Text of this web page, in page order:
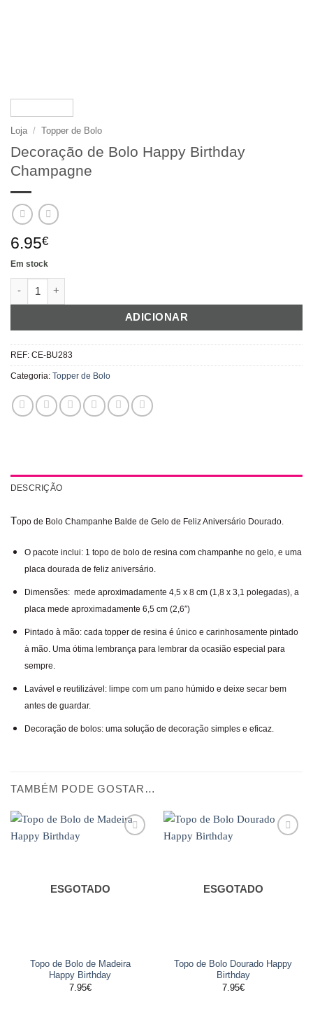
Loja / Topper de Bolo
Decoração de Bolo Happy Birthday
Champagne
6.95€
Em stock
ADICIONAR
REF: CE-BU283
Categoria: Topper de Bolo
DESCRIÇÃO
Topo de Bolo Champanhe Balde de Gelo de Feliz Aniversário Dourado.
O pacote inclui: 1 topo de bolo de resina com champanhe no gelo, e uma
placa dourada de feliz aniversário.
Dimensões: mede aproximadamente 4,5 x 8 cm (1,8 x 3,1 polegadas), a
placa mede aproximadamente 6,5 cm (2,6″)
Pintado à mão: cada topper de resina é único e carinhosamente pintado
à mão. Uma ótima lembrança para lembrar da ocasião especial para
sempre.
Lavável e reutilizável: limpe com um pano húmido e deixe secar bem
antes de guardar.
Decoração de bolos: uma solução de decoração simples e eficaz.
TAMBÉM PODE GOSTAR…
ESGOTADO
Topo de Bolo de Madeira
Happy Birthday
7.95€
ESGOTADO
Topo de Bolo Dourado Happy
Birthday
7.95€